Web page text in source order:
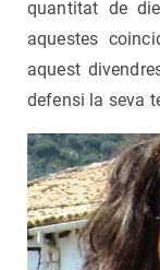
quantitat de
aquestes
aquest
defensi la seva